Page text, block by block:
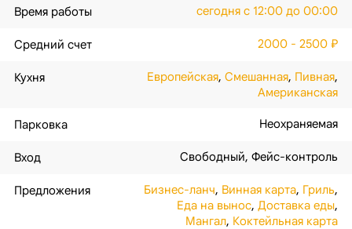
Время работы сегодня с 12:00 до 00:00
Средний счет 2000 - 2500 ₽
Кухня Европейская,Смешанная, Пивная,
Американская
Парковка Неохраняемая
Вход Свободный,Фейс-контроль
Предложения Бизнес-ланч, Винная карта, Гриль,
Еда на вынос,Доставка еды,
Мангал, Коктейльная карта